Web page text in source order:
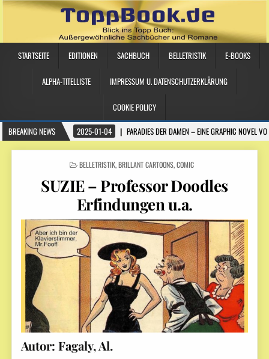
STARTSEITE EDITIONEN SACHBUCH BELLETRISTIK E-BOOKS
ALPHA-TITELLISTE IMPRESSUM U. DATENSCHUTZERKLÄRUNG
COOKIE POLICY
BREAKING NEWS
2025-01-04 PARADIES DER DAMEN – EINE GRAPHIC NOVEL
POSTED IN
BELLETRISTIK,BRILLANT CARTOONS,COMIC
SUZIE – Professor Doodles
Erfindungen u.a.
Autor: Fagaly, Al.